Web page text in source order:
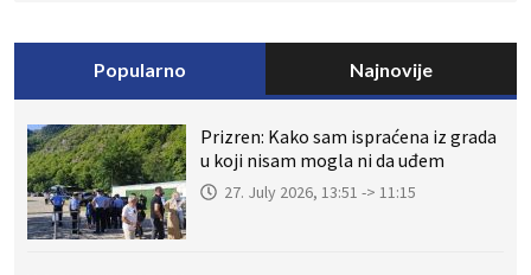
Popularno Najnovije
Prizren: Kako sam ispraćena iz grada
u koji nisam mogla ni da uđem
27. July 2026, 13:51 -> 11:15